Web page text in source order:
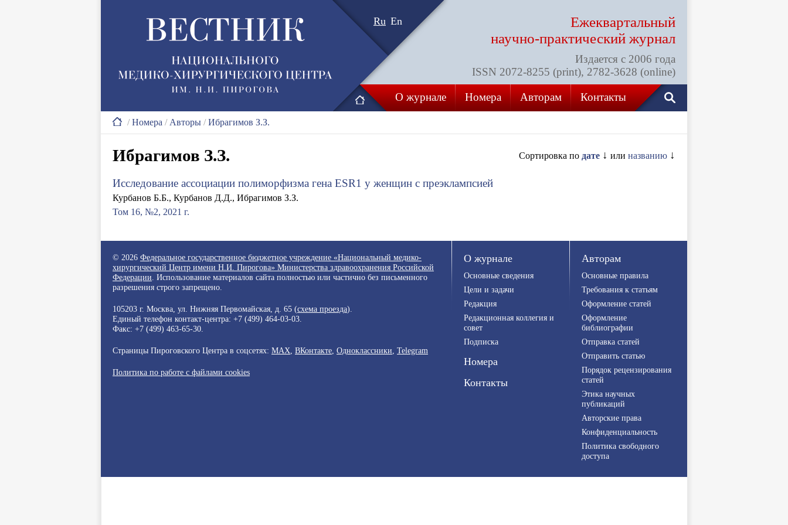
Ru En
Ежеквартальный
научно-практический журнал
Издается с 2006 года
ISSN 2072-8255 (print), 2782-3628 (online)
О журнале Номера Авторам Контакты
/Номера / Авторы /Ибрагимов З.З.
Сортировка по дате ↓ или названию ↓
Ибрагимов З.З.
Исследование ассоциации полиморфизма гена ESR1 у женщин с преэклампсией
Курбанов Б.Б., Курбанов Д.Д., Ибрагимов З.З.
Том 16, №2, 2021 г.
© 2026 Федеральное государственное бюджетное учреждение «Национальный медико-
хирургический Центр имени Н.И. Пирогова» Министерства здравоохранения Российской
Федерации . Использование материалов сайта полностью или частично без письменного
разрешения строго запрещено.
105203 г. Москва, ул. Нижняя Первомайская, д. 65 (схема проезда).
Единый телефон контакт-центра: +7 (499) 464-03-03
Факс: +7 (499) 463-65-30.
Страницы Пироговского Центра в соцсетях: MAX ВКонтакте Одноклассники Telegram
Политика по работе с файлами cookies
О журнале
Основные сведения
Цели и задачи
Редакция
Редакционная коллегия и
совет
Подписка
Номера
Контакты
Авторам
Основные правила
Требования к статьям
Оформление статей
Оформление
библиографии
Отправка статей
Отправить статью
Порядок рецензирования
статей
Этика научных
публикаций
Авторские права
Конфиденциальность
Политика свободного
доступа